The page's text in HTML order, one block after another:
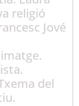
religió
Jové
del